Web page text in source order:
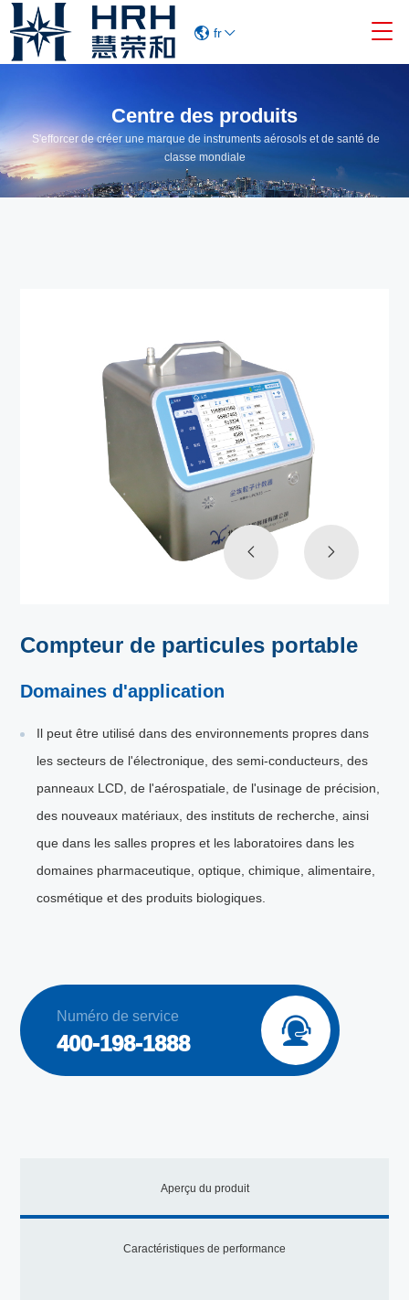
fr
Centre des produits
S'efforcer de créer une marque de instruments aérosols et de santé de
classe mondiale
Compteur de particules portable
Domaines d'application
Il peut être utilisé dans des environnements propres dans
les secteurs de l'électronique, des semi-conducteurs, des
panneaux LCD, de l'aérospatiale, de l'usinage de précision,
des nouveaux matériaux, des instituts de recherche, ainsi
que dans les salles propres et les laboratoires dans les
domaines pharmaceutique, optique, chimique, alimentaire,
cosmétique et des produits biologiques.
Numéro de service
400-198-1888 
Aperçu du produit
Caractéristiques de performance